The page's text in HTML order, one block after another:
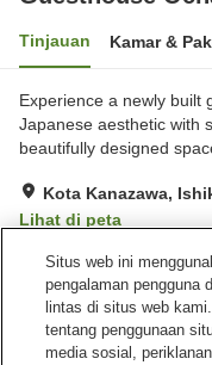
Tinjauan Kamar &
Experience a newly built
Japanese aesthetic with
beautifully designed
Kota Kanazawa,
Lihat di peta
Fasilitas properti
Tempat parkir
Situs web ini
pengalaman pengguna
lintas di situs web
tentang penggunaan
media sosial,